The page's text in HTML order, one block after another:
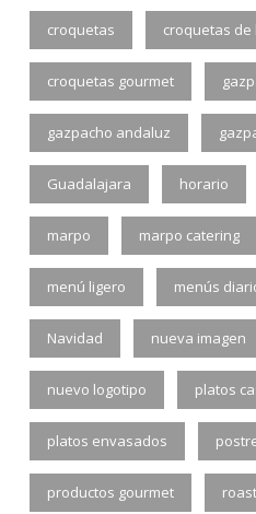
croquetas croquetas de
croquetas gourmet
gazpacho andaluz
Guadalajara horario
marpo marpo catering
menú ligero menús
Navidad nueva imagen
nuevo logotipo platos
platos envasados
productos gourmet